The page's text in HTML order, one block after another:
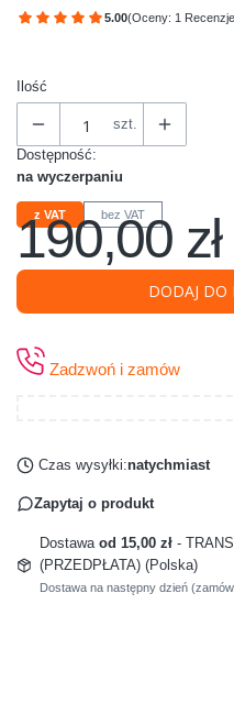
5.00(Oceny: 1
Przejdź do sekcji
Ilość
szt.
Dostępność:
na wyczerpaniu
z VAT bez VAT
Cena
190,00 zł
DODAJ DO
Zadzwoń i zamów
Czas wysyłki:natychmiast
Zapytaj o produkt
Dostawaod 15,00 zł-
(PRZEDPŁATA) (Polska)
Dostawa na następny dzień